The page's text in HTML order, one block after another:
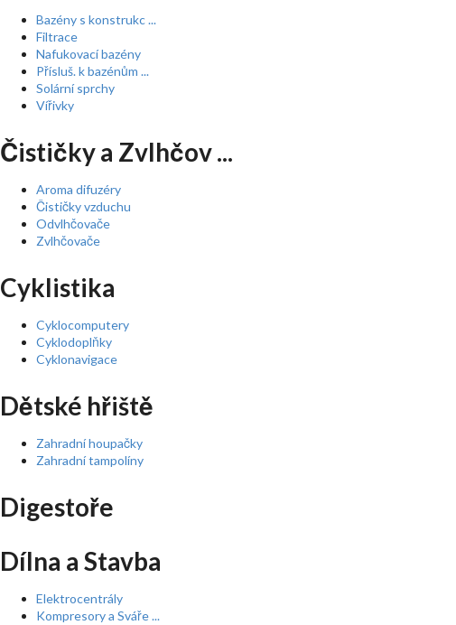
Bazény s konstrukc ...
Filtrace
Nafukovací bazény
Přísluš. k bazénům ...
Solární sprchy
Vířivky
Čističky a Zvlhčov ...
Aroma difuzéry
Čističky vzduchu
Odvlhčovače
Zvlhčovače
Cyklistika
Cyklocomputery
Cyklodoplňky
Cyklonavigace
Dětské hřiště
Zahradní houpačky
Zahradní tampolíny
Digestoře
Dílna a Stavba
Elektrocentrály
Kompresory a Sváře ...